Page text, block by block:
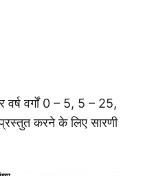
वर्गों 0 – 5, 5 – 25,
करने के लिए सारणी